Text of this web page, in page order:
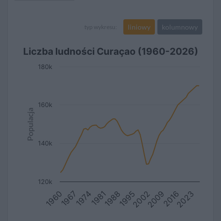
typ wykresu: liniowy kolumnowy
Populacja
Liczba ludności Curaçao (1960-2026)
1960 2002
19671974198119881995 200920162023
120k
140k
160k
180k